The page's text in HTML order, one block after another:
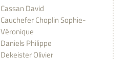
Cassan David
Cauchefer Choplin Sophie-
Véronique
Daniels Philippe
Dekeister Olivier